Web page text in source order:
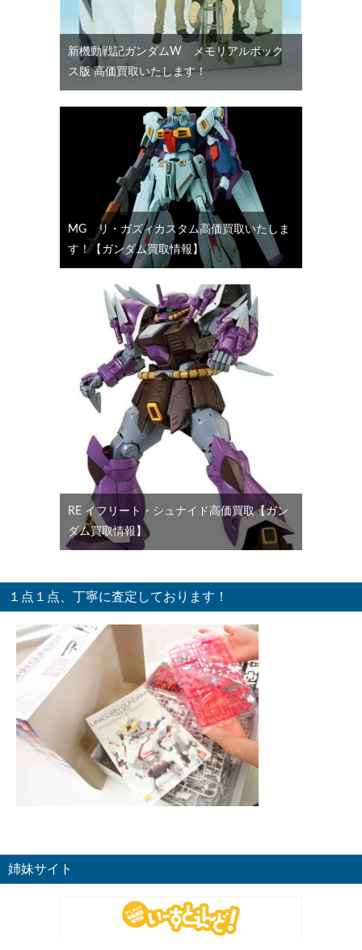
新機動戦記ガンダムW メモリアルボック
ス版 高価買取いたします！
MG リ・ガズィカスタム高価買取いたしま
す！【ガンダム買取情報】
RE イフリート・シュナイド高価買取【ガン
ダム買取情報】
１点１点、丁寧に査定しております！
姉妹サイト